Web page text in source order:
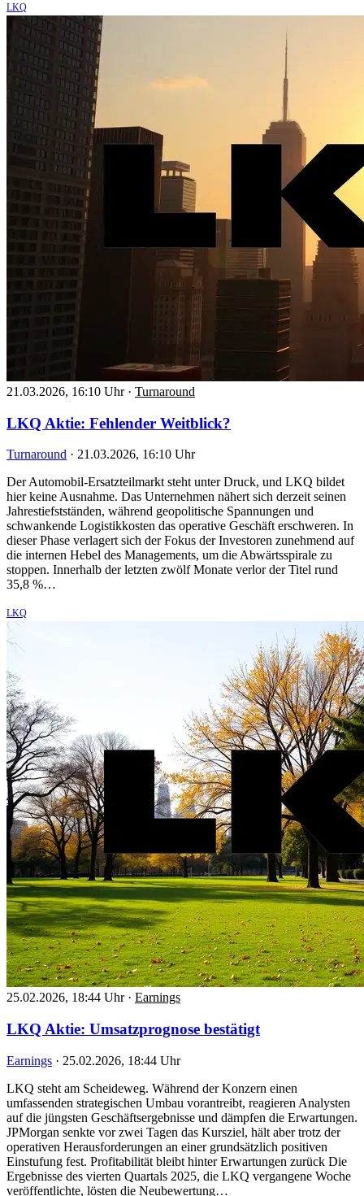
LKQ
21.03.2026, 16:10 Uhr · Turnaround
LKQ Aktie: Fehlender Weitblick?
Turnaround · 21.03.2026, 16:10 Uhr
Der Automobil-Ersatzteilmarkt steht unter Druck, und LKQ bildet
hier keine Ausnahme. Das Unternehmen nähert sich derzeit seinen
Jahrestiefstständen, während geopolitische Spannungen und
schwankende Logistikkosten das operative Geschäft erschweren. In
dieser Phase verlagert sich der Fokus der Investoren zunehmend auf
die internen Hebel des Managements, um die Abwärtsspirale zu
stoppen. Innerhalb der letzten zwölf Monate verlor der Titel rund
35,8 %…
LKQ
25.02.2026, 18:44 Uhr · Earnings
LKQ Aktie: Umsatzprognose bestätigt
Earnings · 25.02.2026, 18:44 Uhr
LKQ steht am Scheideweg. Während der Konzern einen
umfassenden strategischen Umbau vorantreibt, reagieren Analysten
auf die jüngsten Geschäftsergebnisse und dämpfen die Erwartungen.
JPMorgan senkte vor zwei Tagen das Kursziel, hält aber trotz der
operativen Herausforderungen an einer grundsätzlich positiven
Einstufung fest. Profitabilität bleibt hinter Erwartungen zurück Die
Ergebnisse des vierten Quartals 2025, die LKQ vergangene Woche
veröffentlichte, lösten die Neubewertung…